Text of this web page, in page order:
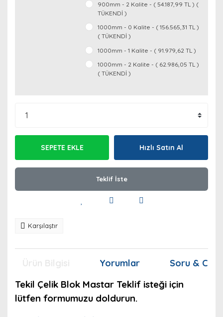
900mm - 2 Kalite - ( 54.187,99 TL ) (
TÜKENDİ )
1000mm - 0 Kalite - ( 156.565,31 TL )
( TÜKENDİ )
1000mm - 1 Kalite - ( 91.979,62 TL )
1000mm - 2 Kalite - ( 62.986,05 TL )
( TÜKENDİ )
SEPETE EKLE Hızlı Satın Al
Teklif İste
Karşılaştır
Yorumlar Soru &
Tekil Çelik Blok Mastar Teklif isteği için
lütfen formumuzu doldurun.